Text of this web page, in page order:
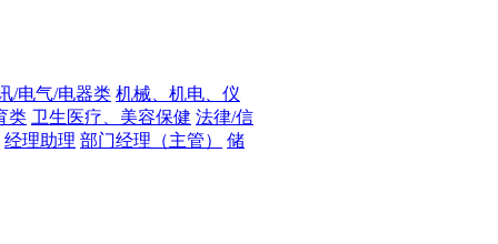
/电气/电器类 机械、机电、仪
类 卫生医疗、美容保健 法律/信
经理助理 部门经理（主管）
储